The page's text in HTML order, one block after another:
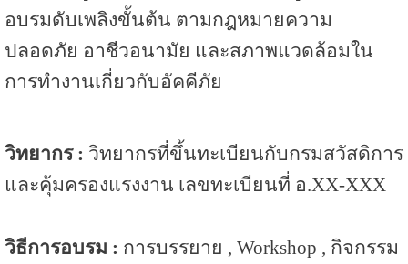
อบรมดับเพลิงขั้นต้น ตามกฎหมายความ
ปลอดภัย อาชีวอนามัย และสภาพแวดล้อมใน
การทำงานเกี่ยวกับอัคคีภัย
วิทยากร : วิทยากรที่ขึ้นทะเบียนกับกรมสวัสดิการ
และคุ้มครองแรงงาน เลขทะเบียนที่ อ.XX-XXX
วิธีการอบรม : การบรรยาย , Workshop , กิจกรรม